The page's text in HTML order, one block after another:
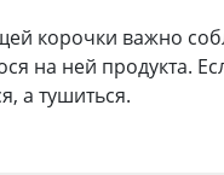
корочки важно
на ней продукта.
а тушиться.